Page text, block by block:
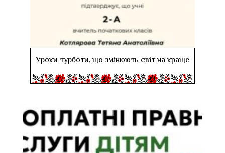
Уроки турботи, що змінюють світ на краще